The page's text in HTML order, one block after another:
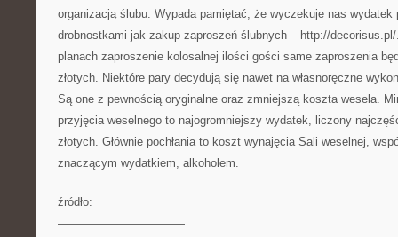
organizacją ślubu. Wypada pamiętać, że wyczekuje nas wydatek
drobnostkami jak zakup zaproszeń ślubnych – http://
planach zaproszenie kolosalnej ilości gości same zaproszenia
złotych. Niektóre pary decydują się nawet na własnoręczne
Są one z pewnością oryginalne oraz zmniejszą koszta wesela.
przyjęcia weselnego to najogromniejszy wydatek, liczony
złotych. Głównie pochłania to koszt wynajęcia Sali weselnej,
znaczącym wydatkiem, alkoholem.
źródło:
———————————